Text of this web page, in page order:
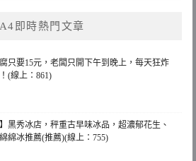
即時熱門文章
只要15元，老闆只開下午到晚上，每天狂炸
(線上：861)
】黑秀冰店，秤重古早味冰品，超濃郁花生、
綿冰推薦(推薦)(線上：755)